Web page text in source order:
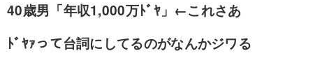
40歳男「年収1,000万ﾄﾞﾔ」←これさあ
ﾄﾞﾔｧって台詞にしてるのがなんかジワる